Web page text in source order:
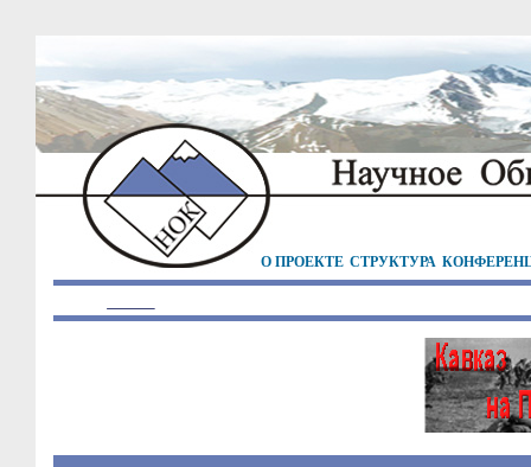
О ПРОЕКТЕ СТРУКТУРА